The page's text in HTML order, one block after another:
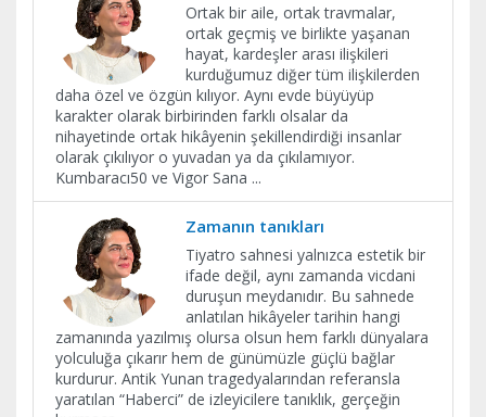
Ortak bir aile, ortak travmalar,
ortak geçmiş ve birlikte yaşanan
hayat, kardeşler arası ilişkileri
kurduğumuz diğer tüm ilişkilerden
daha özel ve özgün kılıyor. Aynı evde büyüyüp
karakter olarak birbirinden farklı olsalar da
nihayetinde ortak hikâyenin şekillendirdiği insanlar
olarak çıkılıyor o yuvadan ya da çıkılamıyor.
Kumbaracı50 ve Vigor Sana ...
Zamanın tanıkları
Tiyatro sahnesi yalnızca estetik bir
ifade değil, aynı zamanda vicdani
duruşun meydanıdır. Bu sahnede
anlatılan hikâyeler tarihin hangi
zamanında yazılmış olursa olsun hem farklı dünyalara
yolculuğa çıkarır hem de günümüzle güçlü bağlar
kurdurur. Antik Yunan tragedyalarından referansla
yaratılan “Haberci” de izleyicilere tanıklık, gerçeğin